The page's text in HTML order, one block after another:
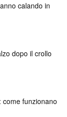
calando in
dopo il crollo
come funzionano